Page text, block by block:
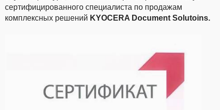
сертифицированного специалиста по продажам
комплексных решений KYOCERA Document Solutoins.